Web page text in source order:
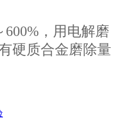
，用电解磨
硬质合金磨除量